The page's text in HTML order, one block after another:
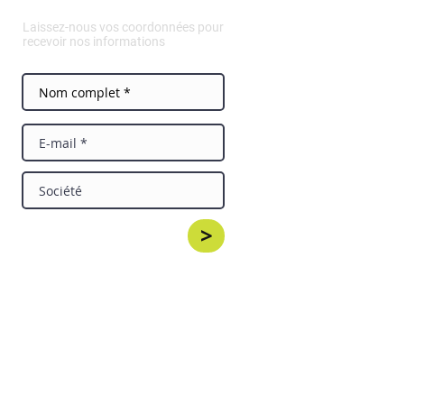
Laissez-nous vos coordonnées pour
recevoir nos informations
>